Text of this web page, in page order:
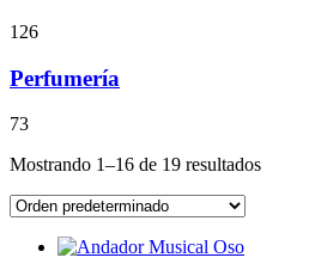
126
Perfumería
73
Mostrando 1–16 de 19 resultados